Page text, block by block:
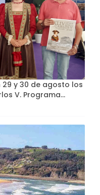
y 30 de agosto los
V. Programa…